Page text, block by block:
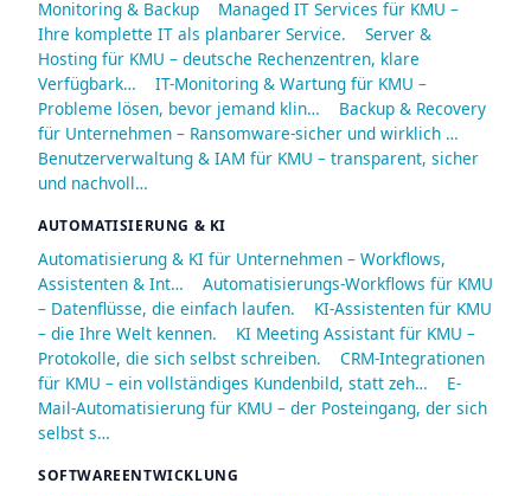
Monitoring & Backup
Managed IT Services für KMU –
Ihre komplette IT als planbarer Service.
Server &
Hosting für KMU – deutsche Rechenzentren, klare
Verfügbark…
IT-Monitoring & Wartung für KMU –
Probleme lösen, bevor jemand klin…
Backup & Recovery
für Unternehmen – Ransomware-sicher und wirklich …
Benutzerverwaltung & IAM für KMU – transparent, sicher
und nachvoll…
AUTOMATISIERUNG & KI
Automatisierung & KI für Unternehmen – Workflows,
Assistenten & Int…
Automatisierungs-Workflows für KMU
– Datenflüsse, die einfach laufen.
KI-Assistenten für KMU
– die Ihre Welt kennen.
KI Meeting Assistant für KMU –
Protokolle, die sich selbst schreiben.
CRM-Integrationen
für KMU – ein vollständiges Kundenbild, statt zeh…
E-
Mail-Automatisierung für KMU – der Posteingang, der sich
selbst s…
SOFTWAREENTWICKLUNG